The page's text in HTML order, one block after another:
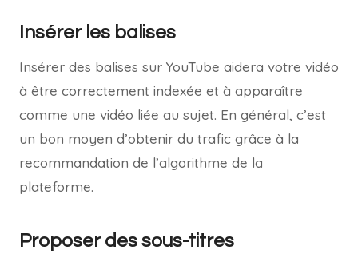
Insérer les balises
Insérer des balises sur YouTube aidera votre vidéo
à être correctement indexée et à apparaître
comme une vidéo liée au sujet. En général, c’est
un bon moyen d’obtenir du trafic grâce à la
recommandation de l’algorithme de la
plateforme.
Proposer des sous-titres